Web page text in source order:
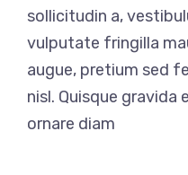
sollicitudin a,
vulputate fringilla
augue, pretium sed
nisl. Quisque gravida
ornare diam